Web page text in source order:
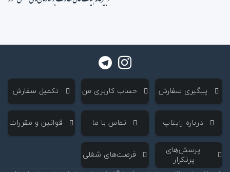
‌ پیگیری سفارش ‌ حساب کاربری من ‌ تکمیل سفارش
‌ درباره رایتاپ ‌ تماس با ما ‌ قوانین و مقررات
‌ پرسش‌های
پرتکرار
‌ فرصت‌های شغلی